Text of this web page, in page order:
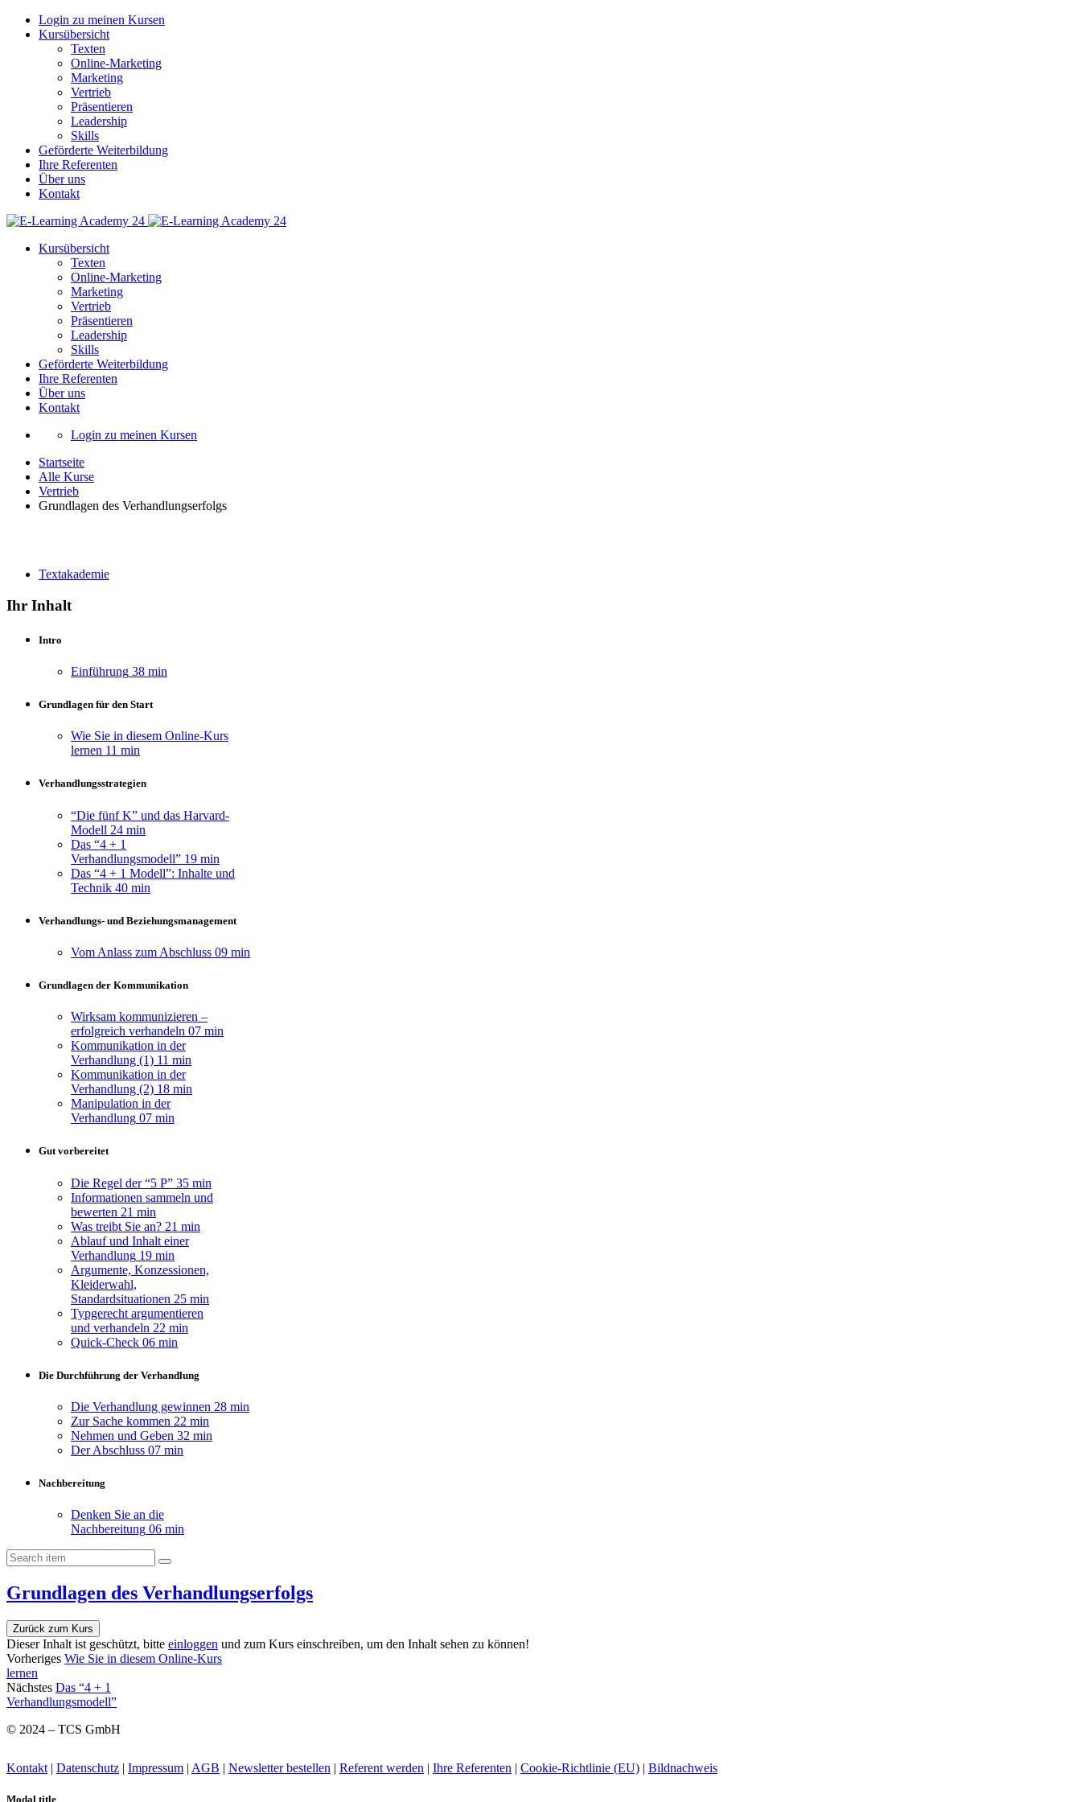
Login zu meinen Kursen
Kursübersicht
Texten
Online-Marketing
Marketing
Vertrieb
Präsentieren
Leadership
Skills
Geförderte Weiterbildung
Ihre Referenten
Über uns
Kontakt
Kursübersicht
Texten
Online-Marketing
Marketing
Vertrieb
Präsentieren
Leadership
Skills
Geförderte Weiterbildung
Ihre Referenten
Über uns
Kontakt
Login zu meinen Kursen
Startseite
Alle Kurse
Vertrieb
Grundlagen des Verhandlungserfolgs
Textakademie
Ihr Inhalt
Intro
Einführung 38 min
Grundlagen für den Start
Wie Sie in diesem Online-Kurs
lernen 11 min
Verhandlungsstrategien
“Die fünf K” und das Harvard-
Modell 24 min
Das “4 + 1
Verhandlungsmodell” 19 min
Das “4 + 1 Modell”: Inhalte und
Technik 40 min
Verhandlungs- und Beziehungsmanagement
Vom Anlass zum Abschluss 09 min
Grundlagen der Kommunikation
Wirksam kommunizieren –
erfolgreich verhandeln 07 min
Kommunikation in der
Verhandlung (1) 11 min
Kommunikation in der
Verhandlung (2) 18 min
Manipulation in der
Verhandlung 07 min
Gut vorbereitet
Die Regel der “5 P” 35 min
Informationen sammeln und
bewerten 21 min
Was treibt Sie an? 21 min
Ablauf und Inhalt einer
Verhandlung 19 min
Argumente, Konzessionen,
Kleiderwahl,
Standardsituationen 25 min
Typgerecht argumentieren
und verhandeln 22 min
Quick-Check 06 min
Die Durchführung der Verhandlung
Die Verhandlung gewinnen 28 min
Zur Sache kommen 22 min
Nehmen und Geben 32 min
Der Abschluss 07 min
Nachbereitung
Denken Sie an die
Nachbereitung 06 min
Grundlagen des Verhandlungserfolgs
Zurück zum Kurs
Dieser Inhalt ist geschützt, bitte einloggen und zum Kurs einschreiben, um den Inhalt sehen zu können!
Vorheriges Wie Sie in diesem Online-Kurs
lernen
Nächstes Das “4 + 1
Verhandlungsmodell”
© 2024 – TCS GmbH
Kontakt | Datenschutz | Impressum | AGB | Newsletter bestellen | Referent werden | Ihre Referenten | Cookie-Richtlinie (EU) | Bildnachweis
Modal title